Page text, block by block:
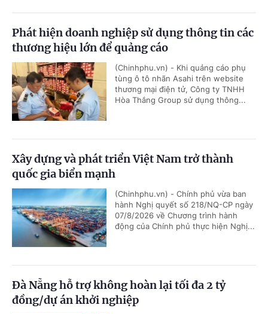
Phát hiện doanh nghiệp sử dụng thông tin các
thương hiệu lớn để quảng cáo
(Chinhphu.vn) - Khi quảng cáo phụ
tùng ô tô nhãn Asahi trên website
thương mại điện tử, Công ty TNHH
Hòa Thắng Group sử dụng thông...
Xây dựng và phát triển Việt Nam trở thành
quốc gia biển mạnh
(Chinhphu.vn) - Chính phủ vừa ban
hành Nghị quyết số 218/NQ-CP ngày
07/8/2026 về Chương trình hành
động của Chính phủ thực hiện Nghị...
Đà Nẵng hỗ trợ không hoàn lại tối đa 2 tỷ
đồng/dự án khởi nghiệp